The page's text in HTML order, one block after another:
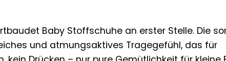
Baby Stoffschuhe an erster Stelle. Die
und atmungsaktives Tragegefühl, das für